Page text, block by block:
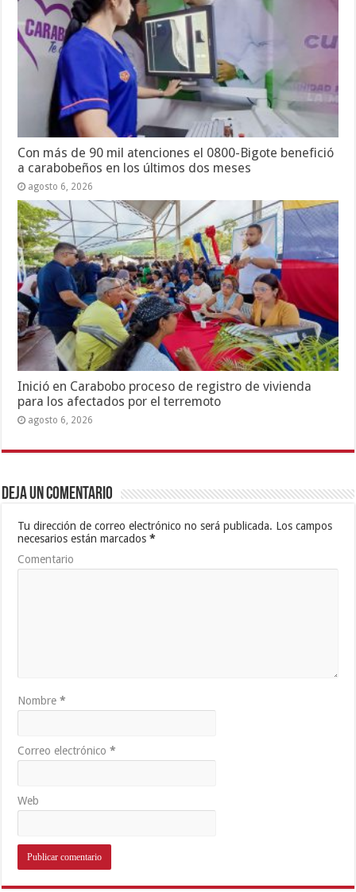
Con más de 90 mil atenciones el 0800-Bigote benefició
a carabobeños en los últimos dos meses
agosto 6, 2026
Inició en Carabobo proceso de registro de vivienda
para los afectados por el terremoto
agosto 6, 2026
Deja un comentario
Tu dirección de correo electrónico no será publicada. Los campos
necesarios están marcados*
Comentario
Nombre*
Correo electrónico*
Web